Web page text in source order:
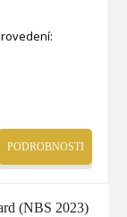
PODROBNOSTI
(NBS 2023)